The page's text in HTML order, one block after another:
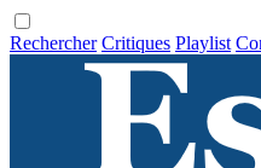
Rechercher Critiques Playlist